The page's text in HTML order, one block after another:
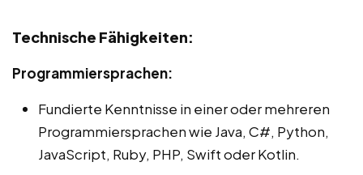
Technische Fähigkeiten:
Programmiersprachen:
Fundierte Kenntnisse in einer oder mehreren
Programmiersprachen wie Java, C#, Python,
JavaScript, Ruby, PHP, Swift oder Kotlin.